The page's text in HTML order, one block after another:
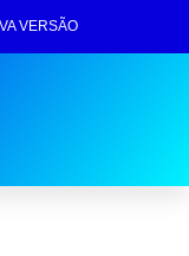
VERSÃO